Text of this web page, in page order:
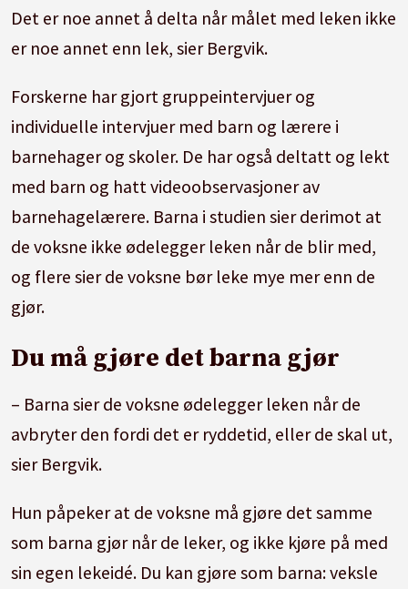
Det er noe annet å delta når målet med leken ikke
er noe annet enn lek, sier Bergvik.
Forskerne har gjort gruppeintervjuer og
individuelle intervjuer med barn og lærere i
barnehager og skoler. De har også deltatt og lekt
med barn og hatt videoobservasjoner av
barnehagelærere. Barna i studien sier derimot at
de voksne ikke ødelegger leken når de blir med,
og flere sier de voksne bør leke mye mer enn de
gjør.
Du må gjøre det barna gjør
– Barna sier de voksne ødelegger leken når de
avbryter den fordi det er ryddetid, eller de skal ut,
sier Bergvik.
Hun påpeker at de voksne må gjøre det samme
som barna gjør når de leker, og ikke kjøre på med
sin egen lekeidé. Du kan gjøre som barna: veksle